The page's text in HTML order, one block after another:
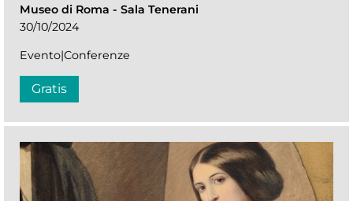
Museo di Roma - Sala Tenerani
30/10/2024
Evento|Conferenze
Gratis